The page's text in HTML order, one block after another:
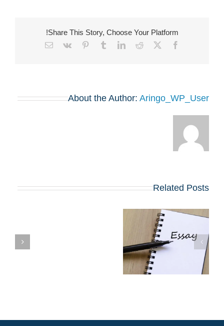
Share This Story, Choose Your Platform!
Facebook
X
Reddit
LinkedIn
Tumblr
Pinterest
Vk
Email
About the Author: Aringo_WP_User
Related Posts